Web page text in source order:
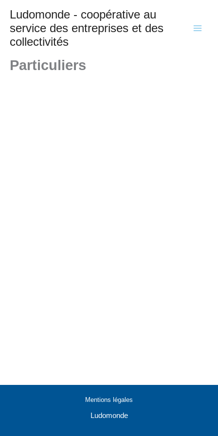
contenu
Ludomonde - coopérative au
service des entreprises et des
collectivités
Particuliers
Mentions légales
Ludomonde